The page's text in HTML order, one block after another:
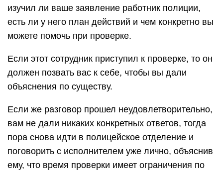
изучил ли ваше заявление работник полиции,
есть ли у него план действий и чем конкретно вы
можете помочь при проверке.
Если этот сотрудник приступил к проверке, то он
должен позвать вас к себе, чтобы вы дали
объяснения по существу.
Если же разговор прошел неудовлетворительно,
вам не дали никаких конкретных ответов, тогда
пора снова идти в полицейское отделение и
поговорить с исполнителем уже лично, объяснив
ему, что время проверки имеет ограничения по